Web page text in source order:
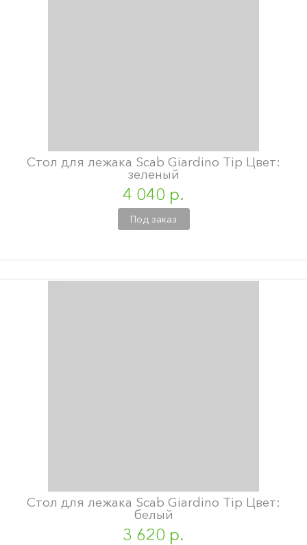
Стол для лежака Scab Giardino Tip Цвет:
зеленый
4 040 р.
Под заказ
Стол для лежака Scab Giardino Tip Цвет:
белый
3 620 р.